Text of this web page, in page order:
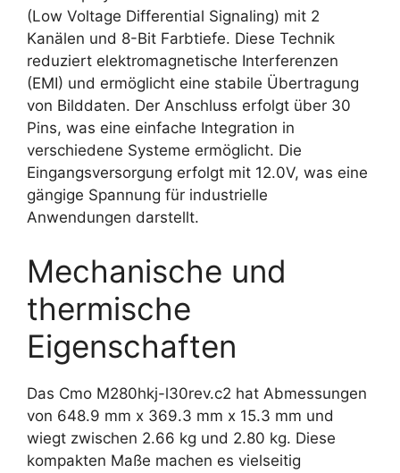
(Low Voltage Differential Signaling) mit 2
Kanälen und 8-Bit Farbtiefe. Diese Technik
reduziert elektromagnetische Interferenzen
(EMI) und ermöglicht eine stabile Übertragung
von Bilddaten. Der Anschluss erfolgt über 30
Pins, was eine einfache Integration in
verschiedene Systeme ermöglicht. Die
Eingangsversorgung erfolgt mit 12.0V, was eine
gängige Spannung für industrielle
Anwendungen darstellt.
Mechanische und
thermische
Eigenschaften
Das Cmo M280hkj-l30rev.c2 hat Abmessungen
von 648.9 mm x 369.3 mm x 15.3 mm und
wiegt zwischen 2.66 kg und 2.80 kg. Diese
kompakten Maße machen es vielseitig